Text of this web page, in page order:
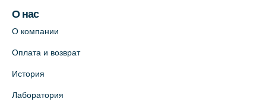
О нас
О компании
Оплата и возврат
История
Лаборатория